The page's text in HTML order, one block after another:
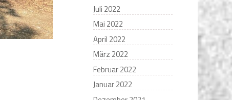
Juli 2022
Mai 2022
April 2022
März 2022
Februar 2022
Januar 2022